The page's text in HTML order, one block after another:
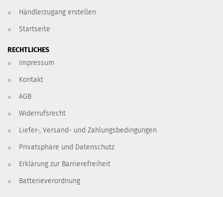
Händlerzugang erstellen
Startseite
RECHTLICHES
Impressum
Kontakt
AGB
Widerrufsrecht
Liefer-, Versand- und Zahlungsbedingungen
Privatsphäre und Datenschutz
Erklärung zur Barrierefreiheit
Batterieverordnung